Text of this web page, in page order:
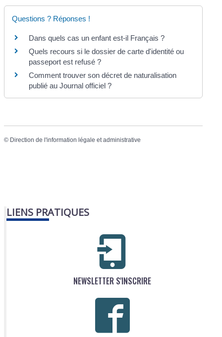
Questions ? Réponses !
Dans quels cas un enfant est-il Français ?
Quels recours si le dossier de carte d'identité ou
passeport est refusé ?
Comment trouver son décret de naturalisation
publié au Journal officiel ?
© Direction de l'information légale et administrative
LIENS PRATIQUES
NEWSLETTER S'INSCRIRE